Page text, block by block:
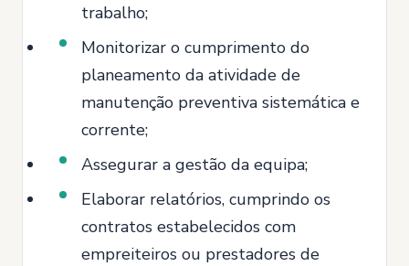
trabalho;
Monitorizar o cumprimento do
planeamento da atividade de
manutenção preventiva sistemática e
corrente;
Assegurar a gestão da equipa;
Elaborar relatórios, cumprindo os
contratos estabelecidos com
empreiteiros ou prestadores de